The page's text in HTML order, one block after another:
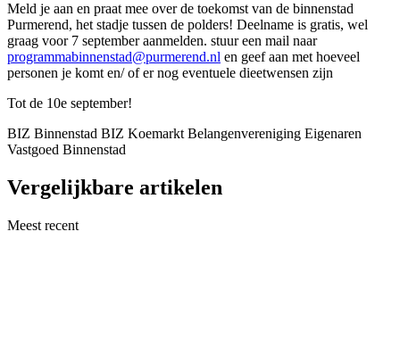
Meld je aan en praat mee over de toekomst van de binnenstad
Purmerend, het stadje tussen de polders! Deelname is gratis, wel
graag voor 7 september aanmelden. stuur een mail naar
programmabinnenstad@purmerend.nl en geef aan met hoeveel
personen je komt en/ of er nog eventuele dieetwensen zijn
Tot de 10e september!
BIZ Binnenstad BIZ Koemarkt Belangenvereniging Eigenaren
Vastgoed Binnenstad
Vergelijkbare artikelen
Meest recent